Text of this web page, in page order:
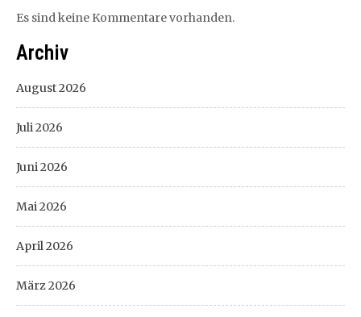
Es sind keine Kommentare vorhanden.
Archiv
August 2026
Juli 2026
Juni 2026
Mai 2026
April 2026
März 2026